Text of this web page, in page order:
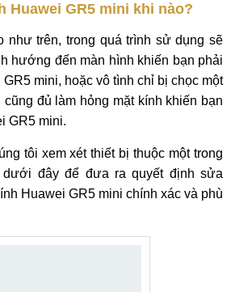
Huawei GR5 mini khi nào?
như trên, trong quá trình sử dụng sẽ
hướng đến màn hình khiến bạn phải
mini, hoặc vô tình chỉ bị chọc một
đủ làm hỏng mặt kính khiến bạn
GR5 mini.
tôi xem xét thiết bị thuộc một trong
đây để đưa ra quyết định sửa
Huawei GR5 mini chính xác và phù